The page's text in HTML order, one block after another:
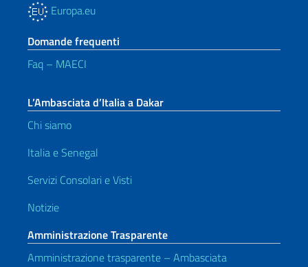
Europa.eu
Domande frequenti
Faq – MAECI
L’Ambasciata d’Italia a Dakar
Chi siamo
Italia e Senegal
Servizi Consolari e Visti
Notizie
Amministrazione Trasparente
Amministrazione trasparente – Ambasciata